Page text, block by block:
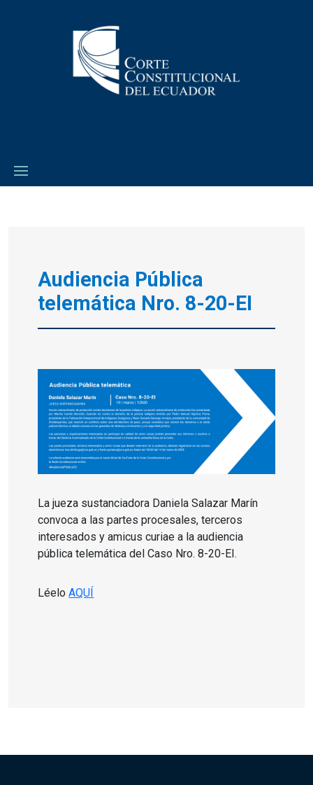
Audiencia Pública
telemática Nro. 8-20-EI
La jueza sustanciadora Daniela Salazar Marín
convoca a las partes procesales, terceros
interesados y amicus curiae a la audiencia
pública telemática del Caso Nro. 8-20-EI.
LéeloAQUÍ